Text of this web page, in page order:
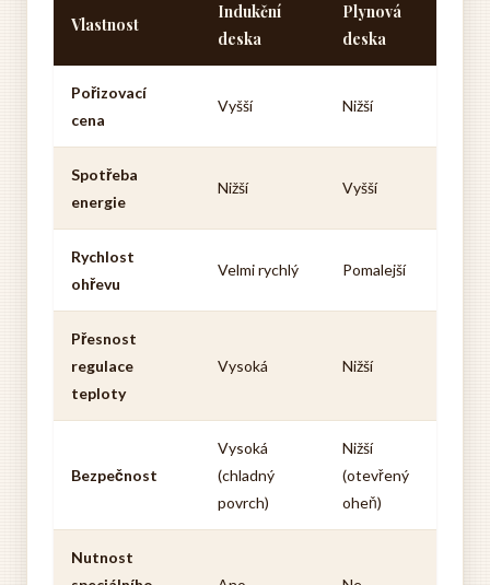
Vlastnost
Indukční
deska
Plynová
deska
Pořizovací
cena
Vyšší Nižší
Spotřeba
energie
Nižší Vyšší
Rychlost
ohřevu
Velmi rychlý Pomalejší
Přesnost
regulace
teploty
Vysoká Nižší
Bezpečnost
Vysoká
(chladný
povrch)
Nižší
(otevřený
oheň)
Nutnost